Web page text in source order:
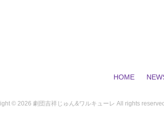
HOME
© 2026 劇団吉祥じゅん&ワルキューレ All rights